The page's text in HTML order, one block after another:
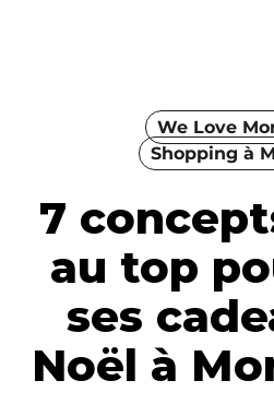
We Love
Shopping à
7
au top
ses
Noël à